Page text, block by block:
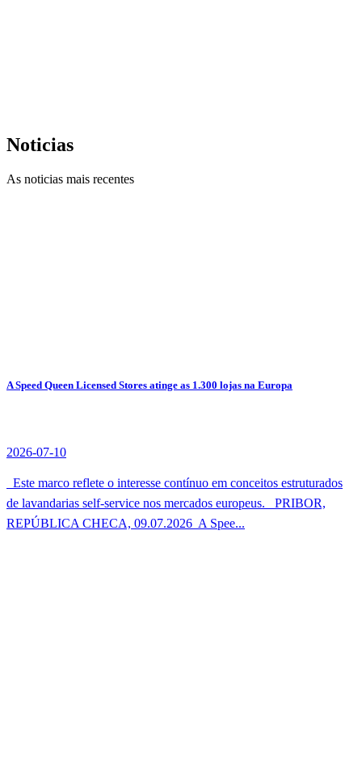
Noticias
As noticias mais recentes
A Speed Queen Licensed Stores atinge as 1.300 lojas na Europa
2026-07-10
Este marco reflete o interesse contínuo em conceitos estruturados
de lavandarias self-service nos mercados europeus. PRIBOR,
REPÚBLICA CHECA, 09.07.2026  A Spee...